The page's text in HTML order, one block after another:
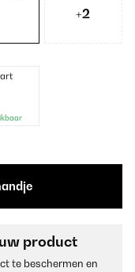
+2
product
te beschermen en